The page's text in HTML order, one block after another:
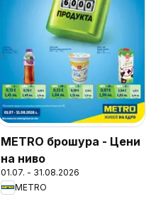
METRO брошура - Цени
на ниво
01.07. - 31.08.2026
METRO